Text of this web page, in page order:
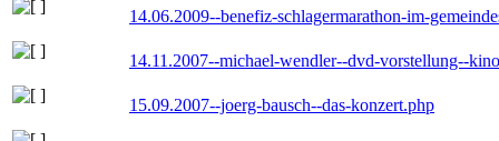
14.06.2009--benefiz-schlagermarathon-im-
14.11.2007--michael-wendler--dvd-vorstellung--
15.09.2007--joerg-bausch--das-konzert.php